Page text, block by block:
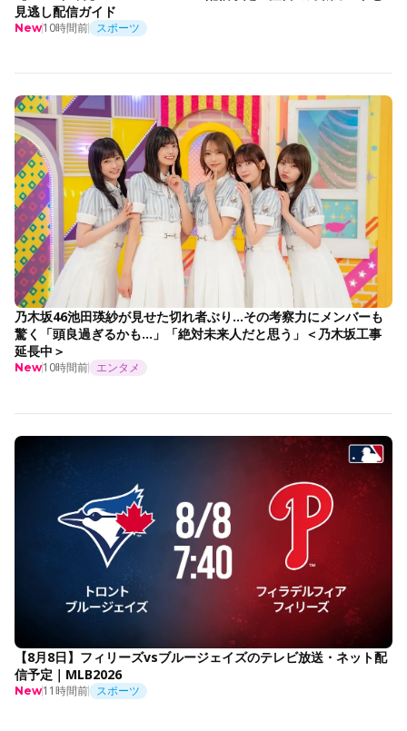
見逃し配信ガイド
New10時間前 スポーツ
乃木坂46池田瑛紗が見せた切れ者ぶり…その考察力にメンバーも
驚く「頭良過ぎるかも…」「絶対未来人だと思う」＜乃木坂工事
延長中＞
New10時間前 エンタメ
【8月8日】フィリーズvsブルージェイズのテレビ放送・ネット配
信予定｜MLB2026
New11時間前 スポーツ